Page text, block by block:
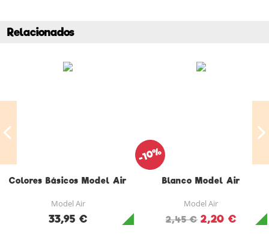
Relacionados
Colores Básicos Model Air
Model Air
33,95 €
Blanco Model Air
Model Air
2,45 € 2,20 €
-10%